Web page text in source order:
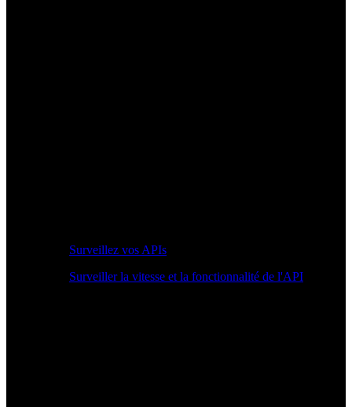
Surveillez vos APIs
Surveiller la vitesse et la fonctionnalité de l'API